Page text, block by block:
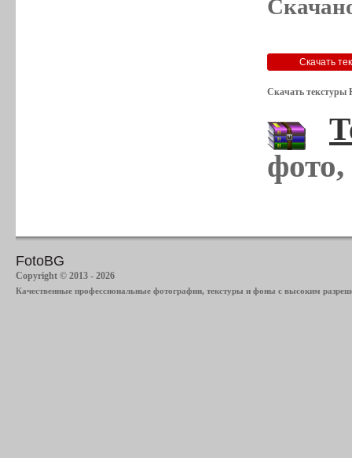
Скачать текстуры
FotoBG
Copyright © 2013 - 2026
Качественные профессиональные фотографии, текстуры и фоны с высоким